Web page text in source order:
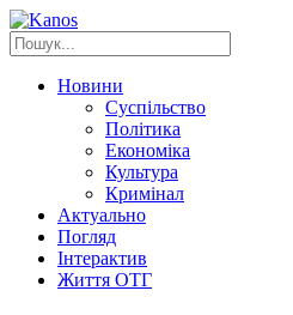
Новини
Суспільство
Політика
Економіка
Культура
Кримінал
Актуально
Погляд
Інтерактив
Життя ОТГ